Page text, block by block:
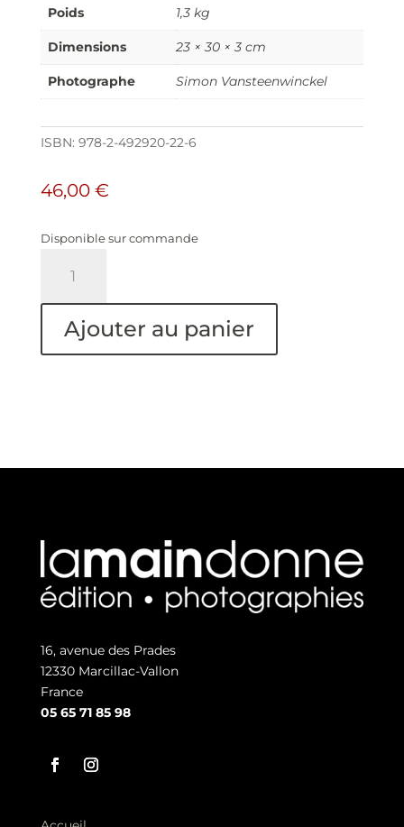
Poids 1,3 kg
Dimensions 23 × 30 × 3 cm
Photographe Simon Vansteenwinckel
ISBN: 978-2-492920-22-6
46,00 €
Disponible sur commande
Aux
Ombres
Ajouter au panier
16, avenue des Prades
12330 Marcillac-Vallon
France
05 65 71 85 98